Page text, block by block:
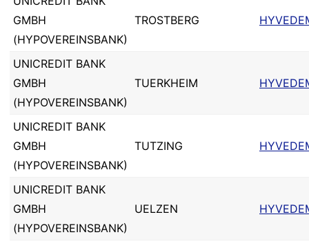
GMBH
(HYPOVEREINSBANK)
TROSTBERG
UNICREDIT BANK
GMBH
(HYPOVEREINSBANK)
TUERKHEIM
UNICREDIT BANK
GMBH
(HYPOVEREINSBANK)
TUTZING
UNICREDIT BANK
GMBH
(HYPOVEREINSBANK)
UELZEN